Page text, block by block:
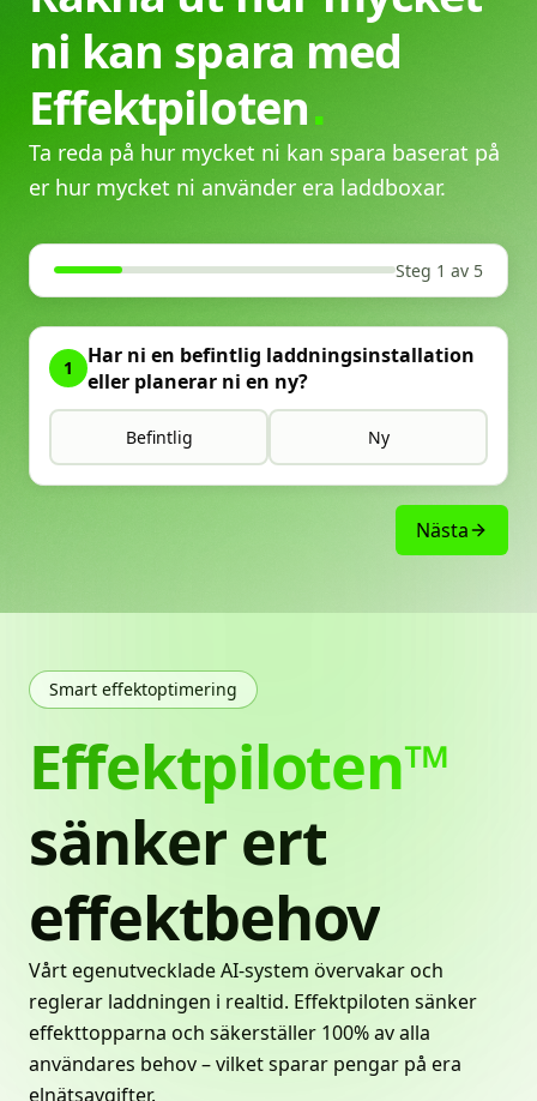
ni kan spara med
Effektpiloten
Ta reda på hur mycket ni kan spara baserat på
er hur mycket ni använder era laddboxar.
Steg 1 av 5
1
Har ni en befintlig laddningsinstallation
eller planerar ni en ny?
Befintlig Ny
Nästa
Smart effektoptimering
Effektpiloten™
sänker ert
effektbehov
Vårt egenutvecklade AI-system övervakar och
reglerar laddningen i realtid. Effektpiloten sänker
effekttopparna och säkerställer 100% av alla
användares behov – vilket sparar pengar på era
elnätsavgifter.